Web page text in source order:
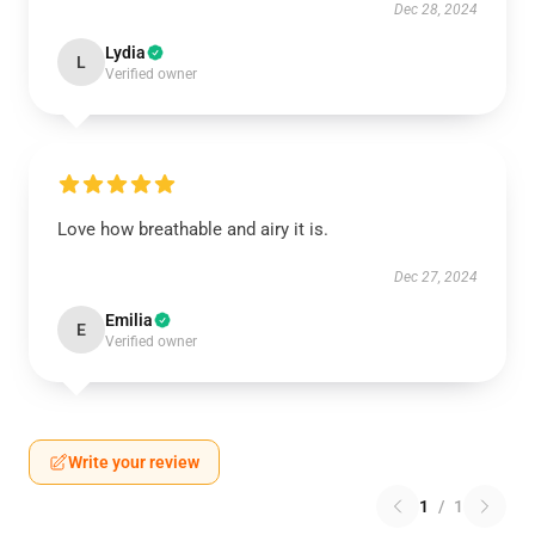
Dec 28, 2024
L Lydia
Verified owner
Love how breathable and airy it is.
Dec 27, 2024
E Emilia
Verified owner
Write your review
1 / 1